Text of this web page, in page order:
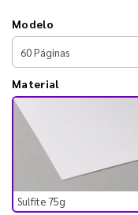
Modelo
Material
Sulfite 75g